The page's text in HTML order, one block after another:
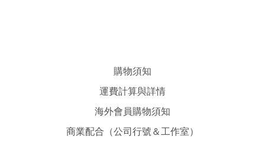
購物須知
運費計算與詳情
海外會員購物須知
商業配合（公司行號＆工作室）